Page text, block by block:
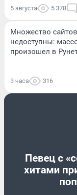
5 августа 5 378
Множество
недоступны:
произошел в
3 часа 316
Певец с
хитами